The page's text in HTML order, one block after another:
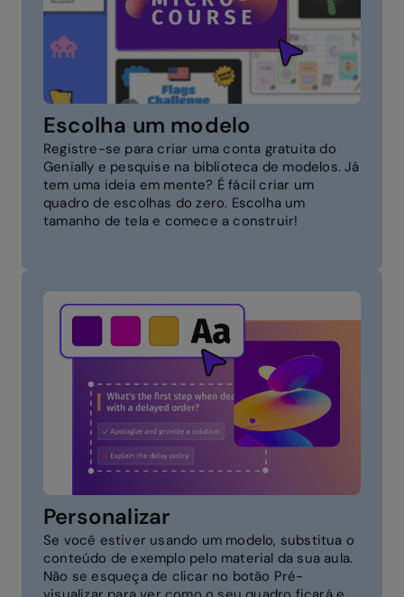
Escolha um modelo
Registre-se para criar uma conta gratuita do
Genially e pesquise na biblioteca de modelos. Já
tem uma ideia em mente? É fácil criar um
quadro de escolhas do zero. Escolha um
tamanho de tela e comece a construir!
Personalizar
Se você estiver usando um modelo, substitua o
conteúdo de exemplo pelo material da sua aula.
Não se esqueça de clicar no botão Pré-